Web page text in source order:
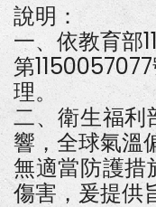
利
部
提
供
預
防
熱
傷
害
衛
教
宣
說明：
一、依教育部
第
理。
二、衛生福利
響，全球氣溫
無適當防護措
傷害，爰提供